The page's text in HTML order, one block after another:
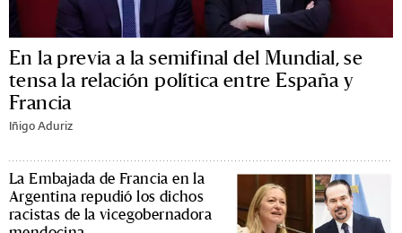
En la previa a la semifinal del Mundial, se
tensa la relación política entre España y
Francia
Iñigo Aduriz
La Embajada de Francia en la
Argentina repudió los dichos
racistas de la vicegobernadora